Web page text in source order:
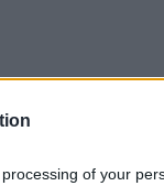
of your